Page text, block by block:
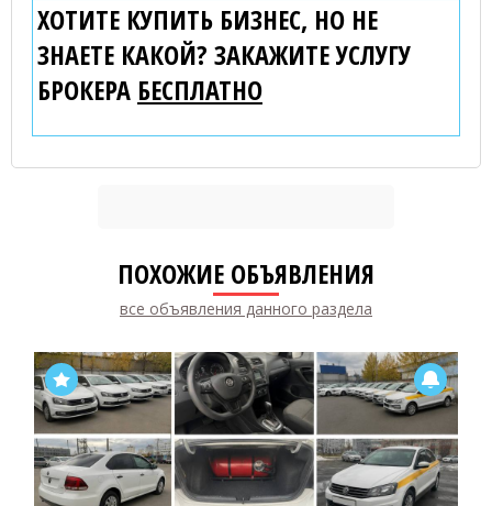
ХОТИТЕ КУПИТЬ БИЗНЕС, НО НЕ
ЗНАЕТЕ КАКОЙ? ЗАКАЖИТЕ УСЛУГУ
БРОКЕРА БЕСПЛАТНО
ПОХОЖИЕ ОБЪЯВЛЕНИЯ
все объявления данного раздела